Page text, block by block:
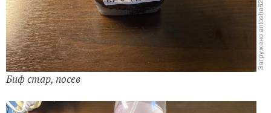
Биф стар, посев